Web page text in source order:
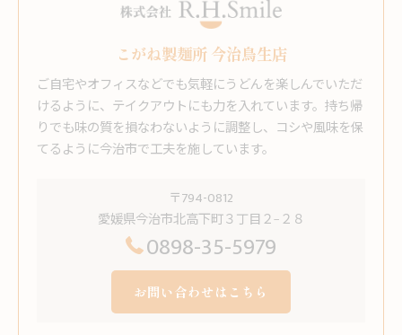
こがね製麺所 今治鳥生店
ご自宅やオフィスなどでも気軽にうどんを楽しんでいただ
けるように、テイクアウトにも力を入れています。持ち帰
りでも味の質を損なわないように調整し、コシや風味を保
てるように今治市で工夫を施しています。
〒794-0812
愛媛県今治市北高下町３丁目２−２８
0898-35-5979
お問い合わせはこちら